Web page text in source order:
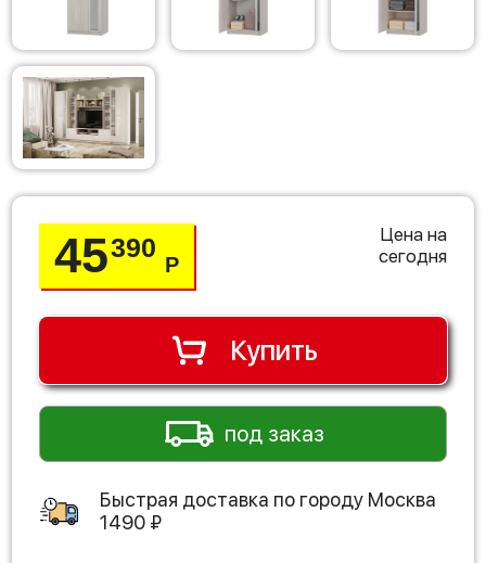
45390
Р
Цена на
сегодня
Купить
под заказ
Быстрая доставка по городу Москва
1490 ₽